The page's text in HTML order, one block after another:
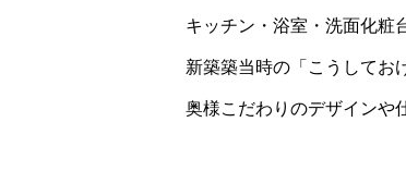
キッチン・浴室・洗面化粧
新築築当時の「こうしてお
奥様こだわりのデザインや